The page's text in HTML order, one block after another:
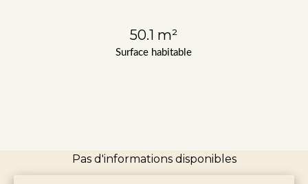
Surface habitable
50.1 m²
Pas d'informations disponibles